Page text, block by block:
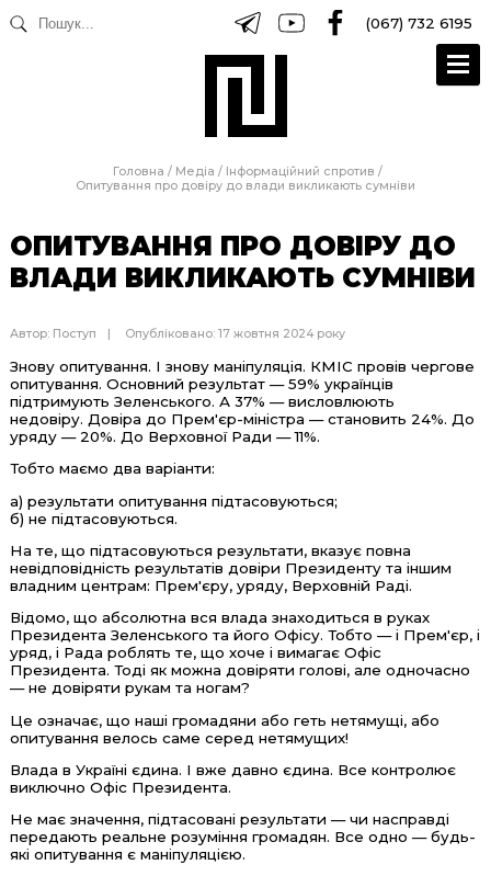
(067) 732 6195
Головна / Медіа / Інформаційний спротив /
Опитування про довіру до влади викликають сумніви
ОПИТУВАННЯ ПРО ДОВІРУ ДО
ВЛАДИ ВИКЛИКАЮТЬ СУМНІВИ
Автор: Поступ Опубліковано: 17 жовтня 2024 року
Знову опитування. І знову маніпуляція. КМІС провів чергове
опитування. Основний результат — 59% українців
підтримують Зеленського. А 37% — висловлюють
недовіру. Довіра до Прем'єр-міністра — становить 24%. До
уряду — 20%. До Верховної Ради — 11%.
Тобто маємо два варіанти:
а) результати опитування підтасовуються;
б) не підтасовуються.
На те, що підтасовуються результати, вказує повна
невідповідність результатів довіри Президенту та іншим
владним центрам: Прем'єру, уряду, Верховній Раді.
Відомо, що абсолютна вся влада знаходиться в руках
Президента Зеленського та його Офісу. Тобто — і Прем'єр, і
уряд, і Рада роблять те, що хоче і вимагає Офіс
Президента. Тоді як можна довіряти голові, але одночасно
— не довіряти рукам та ногам?
Це означає, що наші громадяни або геть нетямущі, або
опитування велось саме серед нетямущих!
Влада в Україні єдина. І вже давно єдина. Все контролює
виключно Офіс Президента.
Не має значення, підтасовані результати — чи насправді
передають реальне розуміння громадян. Все одно — будь-
які опитування є маніпуляцією.